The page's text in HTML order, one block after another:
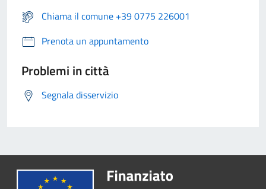
Chiama il comune +39 0775 226001
Prenota un appuntamento
Problemi in città
Segnala disservizio